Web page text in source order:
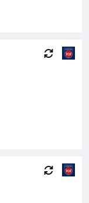

